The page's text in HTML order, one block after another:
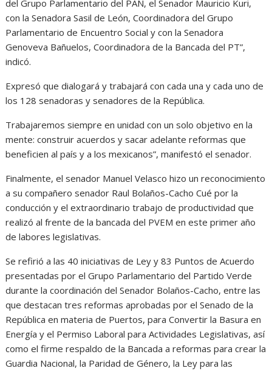
del Grupo Parlamentario del PAN, el Senador Mauricio Kuri,
con la Senadora Sasil de León, Coordinadora del Grupo
Parlamentario de Encuentro Social y con la Senadora
Genoveva Bañuelos, Coordinadora de la Bancada del PT”,
indicó.
Expresó que dialogará y trabajará con cada una y cada uno de
los 128 senadoras y senadores de la República.
Trabajaremos siempre en unidad con un solo objetivo en la
mente: construir acuerdos y sacar adelante reformas que
beneficien al país y a los mexicanos”, manifestó el senador.
Finalmente, el senador Manuel Velasco hizo un reconocimiento
a su compañero senador Raul Bolaños-Cacho Cué por la
conducción y el extraordinario trabajo de productividad que
realizó al frente de la bancada del PVEM en este primer año
de labores legislativas.
Se refirió a las 40 iniciativas de Ley y 83 Puntos de Acuerdo
presentadas por el Grupo Parlamentario del Partido Verde
durante la coordinación del Senador Bolaños-Cacho, entre las
que destacan tres reformas aprobadas por el Senado de la
República en materia de Puertos, para Convertir la Basura en
Energía y el Permiso Laboral para Actividades Legislativas, así
como el firme respaldo de la Bancada a reformas para crear la
Guardia Nacional, la Paridad de Género, la Ley para las